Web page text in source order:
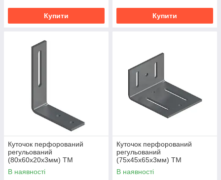
Купити Купити
Куточок перфорований
регульований
(80x60x20x3мм) ТМ
"KOLCHUGA" (Кольчуга)
(40312087)
В наявності
Куточок перфорований
регульований
(75x45x65x3мм) ТМ
"KOLCHUGA" (Кольчуга)
(40312088)
В наявності